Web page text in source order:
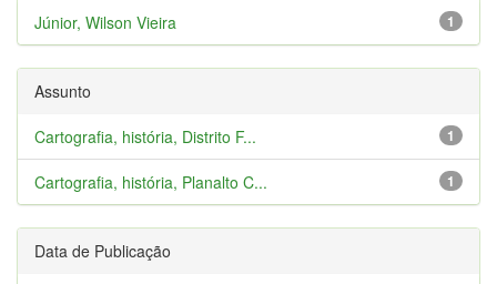
1
Júnior, Wilson Vieira
Assunto
1
Cartografia, história, Distrito F...
1
Cartografia, história, Planalto C...
Data de Publicação